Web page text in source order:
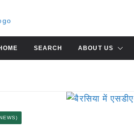
SEARCH ABOUT US